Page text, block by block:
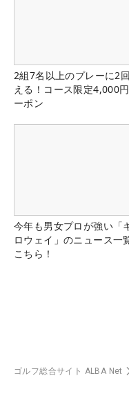
2組7名以上のプレーに2
える！コース限定4,000
ーポン
今年も男女プロが強い「
ロウェイ」のニュース一
こちら！
ゴルフ総合サイト ALBA Net